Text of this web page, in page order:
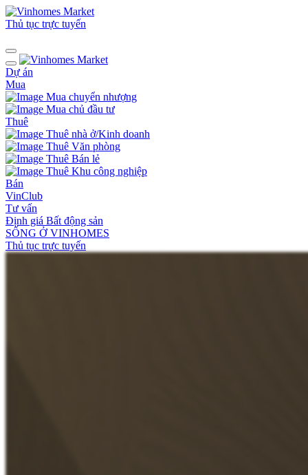
Thủ tục trực tuyến
Dự án
Mua
Mua chuyển nhượng
Mua chủ đầu tư
Thuê
Thuê nhà ở/Kinh doanh
Thuê Văn phòng
Thuê Bán lẻ
Thuê Khu công nghiệp
Bán
VinClub
Tư vấn
Định giá Bất động sản
SỐNG Ở VINHOMES
Thủ tục trực tuyến